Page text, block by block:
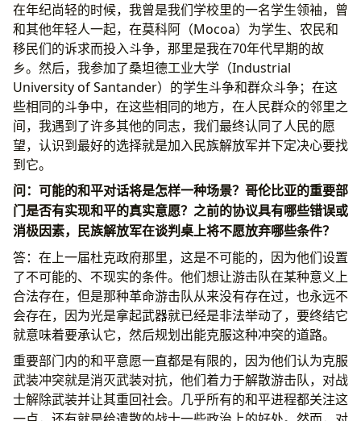
在年纪尚轻的时候，我曾是我们学校里的一名学生领袖，曾
和其他年轻人一起，在莫科阿（Mocoa）为学生、农民和
移民们的诉求而投入斗争，那里是我在70年代早期的故
乡。然后，我参加了桑坦德工业大学（Industrial
University of Santander）的学生斗争和群众斗争；在这
些相同的斗争中，在这些相同的地方，在人民群众的邻里之
间，我遇到了许多其他的同志，我们最终认同了人民的愿
望，认识到最好的选择就是加入民族解放军并下定决心要找
到它。
问：可能的和平对话将是怎样一种场景？哥伦比亚的重要部
门是否有实现和平的真实意愿？之前的协议具有哪些错误或
消极因素，民族解放军在谈判桌上将不愿放弃哪些条件？
答：在上一届杜克政府那里，这是不可能的，因为他们设置
了不可能的、不现实的条件。他们想让游击队在某种意义上
合法存在，但是那种革命游击队从来没有存在过，也永远不
会存在，因为光是拿起武器就已经是非法举动了，要终结它
就意味着要承认它，然后规划出能克服这种冲突的道路。
重要部门内的和平意愿一直都是有限的，因为他们认为克服
武装冲突就是消灭武装对抗，他们着力于解散游击队，对战
士解除武装并让其重回社会。几乎所有的和平进程都关注这